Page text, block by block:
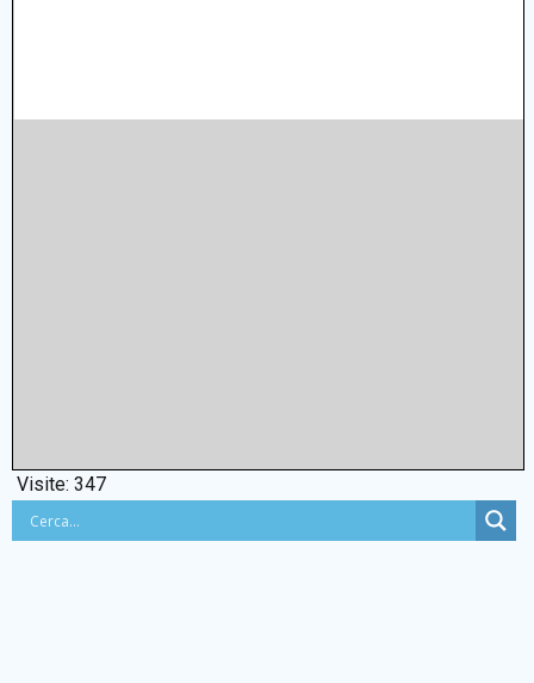
Visite: 347